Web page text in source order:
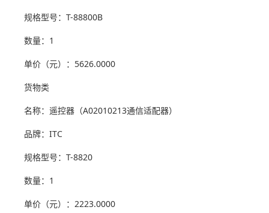
规格型号：T-88800B
数量：1
单价（元）：5626.0000
货物类
名称：遥控器（A02010213通信适配器）
品牌：ITC
规格型号：T-8820
数量：1
单价（元）：2223.0000